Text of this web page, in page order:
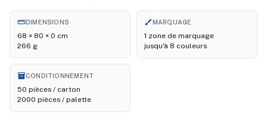
straightenDIMENSIONS
68 × 80 × 0 cm
266 g
brushMARQUAGE
1 zone de marquage
jusqu'à 8 couleurs
inventory_2
CONDITIONNEMENT
50 pièces / carton
2000 pièces / palette